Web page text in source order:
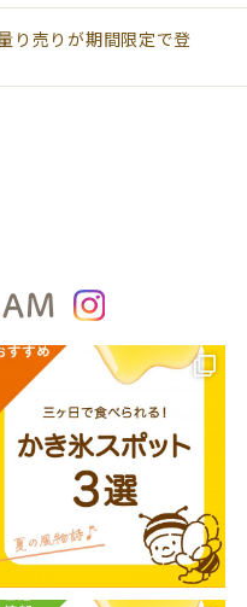
り売りが期間限定で登